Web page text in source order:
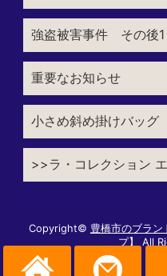
強盗被害事件 その後1
重要なお知らせ
小さめ斜め掛けバッグ
>>ラ・コレクション
Copyright© 豊橋市のブラン
プ】
All